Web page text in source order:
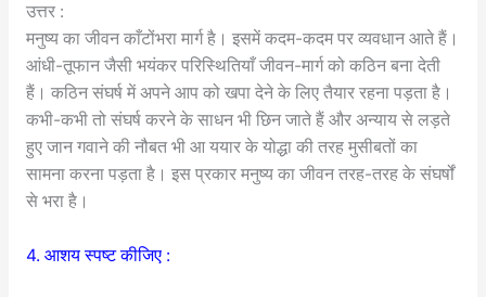
उत्तर :
मनुष्य का जीवन काँटोंभरा मार्ग है। इसमें कदम-कदम पर व्यवधान आते हैं।
आंधी-तूफान जैसी भयंकर परिस्थितियाँ जीवन-मार्ग को कठिन बना देती
हैं। कठिन संघर्ष में अपने आप को खपा देने के लिए तैयार रहना पड़ता है।
कभी-कभी तो संघर्ष करने के साधन भी छिन जाते हैं और अन्याय से लड़ते
हुए जान गवाने की नौबत भी आ ययार के योद्धा की तरह मुसीबतों का
सामना करना पड़ता है। इस प्रकार मनुष्य का जीवन तरह-तरह के संघर्षों
से भरा है।
4. आशय स्पष्ट कीजिए :